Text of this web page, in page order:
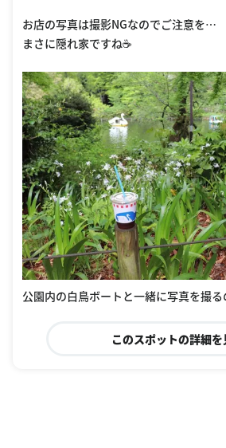
お店の写真は撮影NGなのでご注意を…
まさに隠れ家ですね☕️
公園内の白鳥ボートと一緒に写真を撮る
このスポットの詳細を